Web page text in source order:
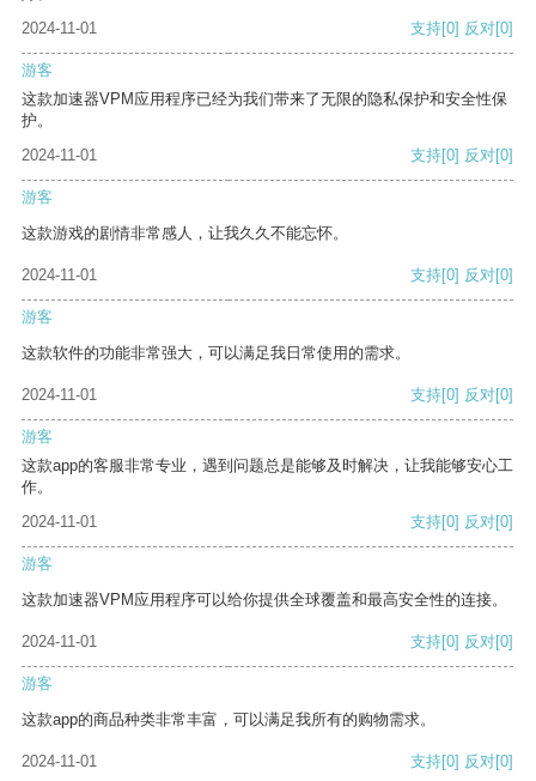
2024-11-01
支持[0] 反对[0]
游客
这款加速器VPM应用程序已经为我们带来了无限的隐私保护和安全性保
护。
2024-11-01
支持[0] 反对[0]
游客
这款游戏的剧情非常感人，让我久久不能忘怀。
2024-11-01 支持[0] 反对[0]
游客
这款软件的功能非常强大，可以满足我日常使用的需求。
2024-11-01 支持[0] 反对[0]
游客
这款app的客服非常专业，遇到问题总是能够及时解决，让我能够安心工
作。
2024-11-01
支持[0] 反对[0]
游客
这款加速器VPM应用程序可以给你提供全球覆盖和最高安全性的连接。
2024-11-01 支持[0] 反对[0]
游客
这款app的商品种类非常丰富，可以满足我所有的购物需求。
2024-11-01 支持[0] 反对[0]